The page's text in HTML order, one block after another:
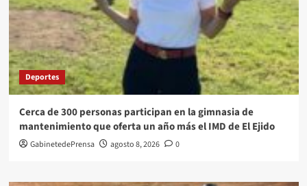
Deportes
Cerca de 300 personas participan en la gimnasia de
mantenimiento que oferta un año más el IMD de El Ejido
GabinetedePrensa agosto 8, 2026 0